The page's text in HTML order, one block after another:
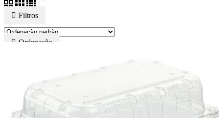
Filtros
Ordenação